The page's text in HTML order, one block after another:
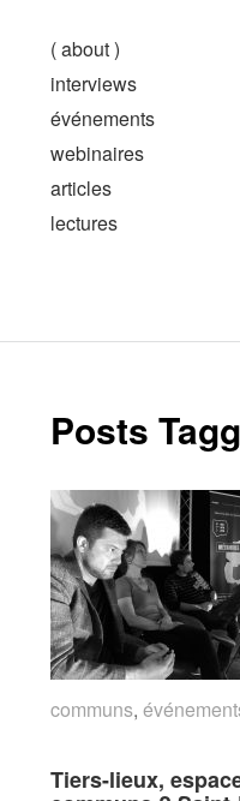
( about )
interviews
événements
webinaires
articles
lectures
Posts
communs,
Tiers-lieux,
communs
Tiers-lieux,